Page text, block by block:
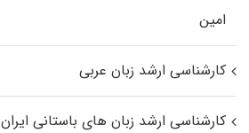
اﻣﻴﻦ
کارشناسی ارشد زبان عربی
کارشناسی ارشد زبان‌ های باستانی ایران